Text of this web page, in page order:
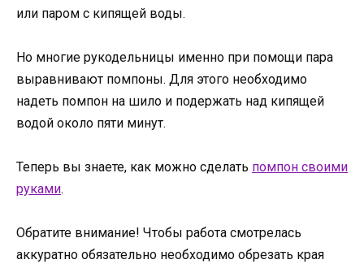
или паром с кипящей воды.
Но многие рукодельницы именно при помощи пара
выравнивают помпоны. Для этого необходимо
надеть помпон на шило и подержать над кипящей
водой около пяти минут.
Теперь вы знаете, как можно сделать помпон своими
руками.
Обратите внимание! Чтобы работа смотрелась
аккуратно обязательно необходимо обрезать края